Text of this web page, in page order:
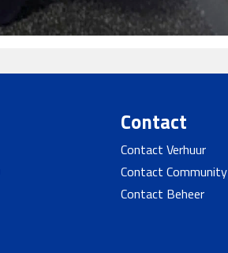
Contact
Contact Verhuur
Contact Community
Contact Beheer